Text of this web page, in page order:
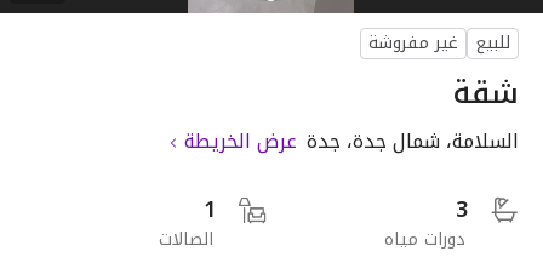
للبيع غير مفروشة
شقة
السلامة، شمال جدة، جدة عرض الخريطة
3
دورات مياه
1
الصالات